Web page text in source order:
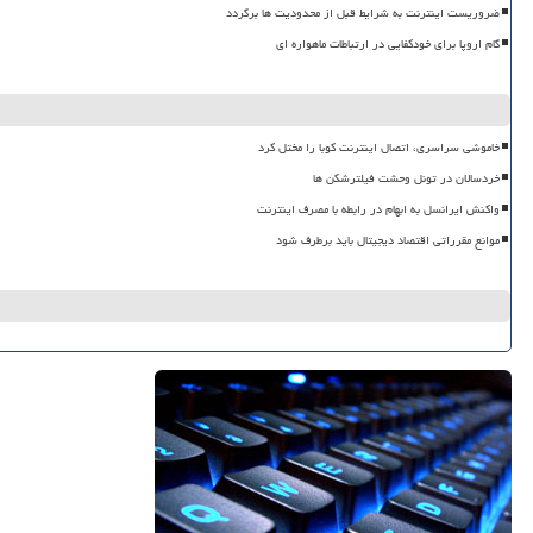
ضروریست اینترنت به شرایط قبل از محدودیت ها برگردد
گام اروپا برای خودکفایی در ارتباطات ماهواره ای
خاموشی سراسری، اتصال اینترنت کوبا را مختل کرد
خردسالان در تونل وحشت فیلترشکن ها
واکنش ایرانسل به ابهام در رابطه با مصرف اینترنت
موانع مقرراتی اقتصاد دیجیتال باید برطرف شود